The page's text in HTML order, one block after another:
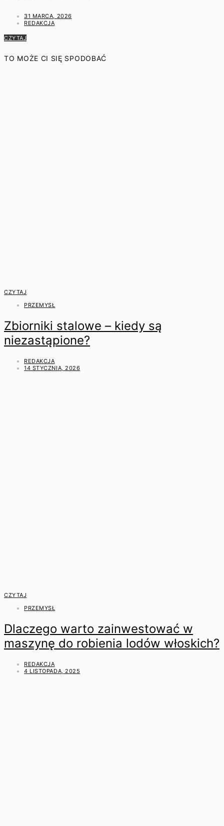
31 MARCA, 2026
REDAKCJA
CZYTAJ
TO MOŻE CI SIĘ SPODOBAĆ
CZYTAJ
PRZEMYSŁ
Zbiorniki stalowe – kiedy są
niezastąpione?
REDAKCJA
14 STYCZNIA, 2026
CZYTAJ
PRZEMYSŁ
Dlaczego warto zainwestować w
maszynę do robienia lodów włoskich?
REDAKCJA
4 LISTOPADA, 2025